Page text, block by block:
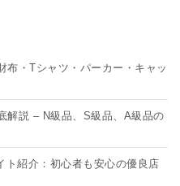
布・Tシャツ・パーカー・キャッ
解説 – N級品、S級品、A級品の
紹介：初心者も安心の優良店